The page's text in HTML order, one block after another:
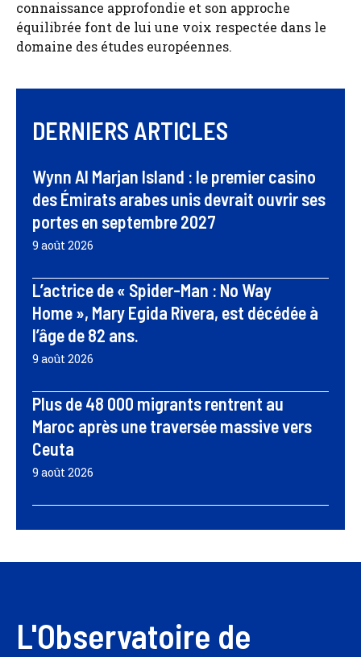
connaissance approfondie et son approche
équilibrée font de lui une voix respectée dans le
domaine des études européennes.
DERNIERS ARTICLES
Wynn Al Marjan Island : le premier casino
des Émirats arabes unis devrait ouvrir ses
portes en septembre 2027
9 août 2026
L’actrice de « Spider-Man : No Way
Home », Mary Egida Rivera, est décédée à
l’âge de 82 ans.
9 août 2026
Plus de 48 000 migrants rentrent au
Maroc après une traversée massive vers
Ceuta
9 août 2026
L'Observatoire de